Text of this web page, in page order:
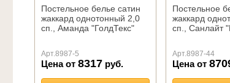
Постельное белье сатин
жаккард однотонный 2,0
сп., Аманда "ГолдТекс"
Арт.8987-5
Цена от 8317 руб.
Постельное
жаккард
сп., Санлайт
Арт.8987-44
Цена от